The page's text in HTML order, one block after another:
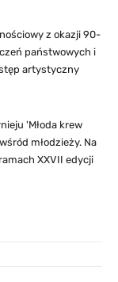
z okazji 90-
państwowych i
artystyczny
'Młoda krew
młodzieży. Na
XXVII edycji